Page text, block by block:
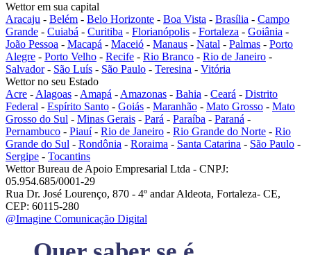
Wettor em sua capital
Aracaju - Belém - Belo Horizonte - Boa Vista - Brasília - Campo
Grande - Cuiabá - Curitiba - Florianópolis - Fortaleza - Goiânia -
João Pessoa - Macapá - Maceió - Manaus - Natal - Palmas - Porto
Alegre - Porto Velho - Recife - Rio Branco - Rio de Janeiro -
Salvador- São Luís - São Paulo - Teresina - Vitória
Wettor no seu Estado
Acre - Alagoas - Amapá - Amazonas - Bahia - Ceará - Distrito
Federal - Espírito Santo - Goiás - Maranhão - Mato Grosso - Mato
Grosso do Sul - Minas Gerais - Pará - Paraíba - Paraná -
Pernambuco - Piauí- Rio de Janeiro - Rio Grande do Norte - Rio
Grande do Sul - Rondônia - Roraima - Santa Catarina - São Paulo -
Sergipe - Tocantins
Wettor Bureau de Apoio Empresarial Ltda - CNPJ:
05.954.685/0001-29
Rua Dr. José Lourenço, 870 - 4º andar Aldeota, Fortaleza- CE,
CEP: 60115-280
@Imagine Comunicação Digital